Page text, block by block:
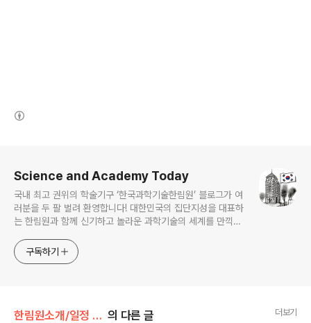
Science and Academy Today
국내 최고 권위의 학술기구 ‘한국과학기술한림원’ 블로그가 여
러분을 두 팔 벌려 환영합니다! 대한민국의 집단지성을 대표하
는 한림원과 함께 신기하고 놀라운 과학기술의 세계를 만끽하
구독하기
한림원소개/일정 및 기관동정 의 다른 글 더보기